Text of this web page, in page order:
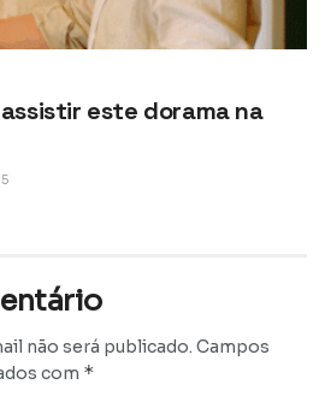
este dorama na
não será publicado. Campos
com *